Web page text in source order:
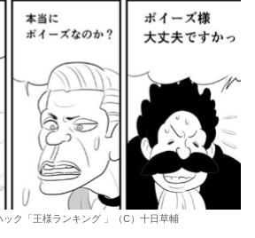
ック「王様ランキング 」（C）十日草輔